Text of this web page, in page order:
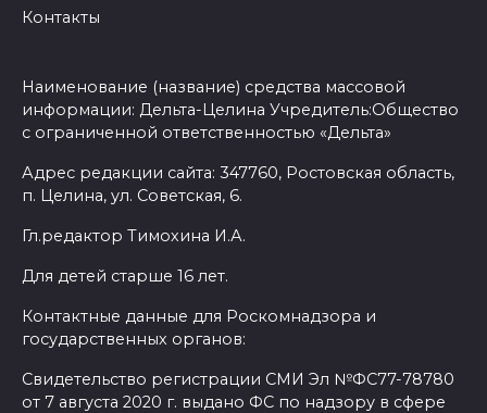
Контакты
Наименование (название) средства массовой
информации: Дельта-Целина Учредитель:Общество
с ограниченной ответственностью «Дельта»
Адрес редакции сайта: 347760, Ростовская область,
п. Целина, ул. Советская, 6.
Гл.редактор Тимохина И.А.
Для детей старше 16 лет.
Контактные данные для Роскомнадзора и
государственных органов:
Свидетельство регистрации СМИ Эл №ФС77-78780
от 7 августа 2020 г. выдано ФС по надзору в сфере